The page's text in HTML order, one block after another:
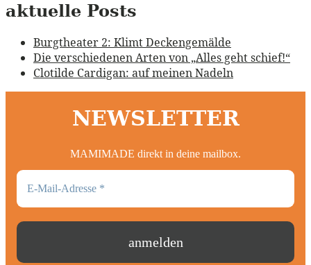
aktuelle Posts
Burgtheater 2: Klimt Deckengemälde
Die verschiedenen Arten von „Alles geht schief!“
Clotilde Cardigan: auf meinen Nadeln
NEWSLETTER
MAMIMADE direkt in deine mailbox.